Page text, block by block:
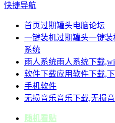
快捷导航
首页过期罐头电脑论坛
一键装机过期罐头一键
系统
雨人系统雨人系统下载
软件下载应用软件下载,
手机软件
无损音乐音乐下载,无损
随机看贴